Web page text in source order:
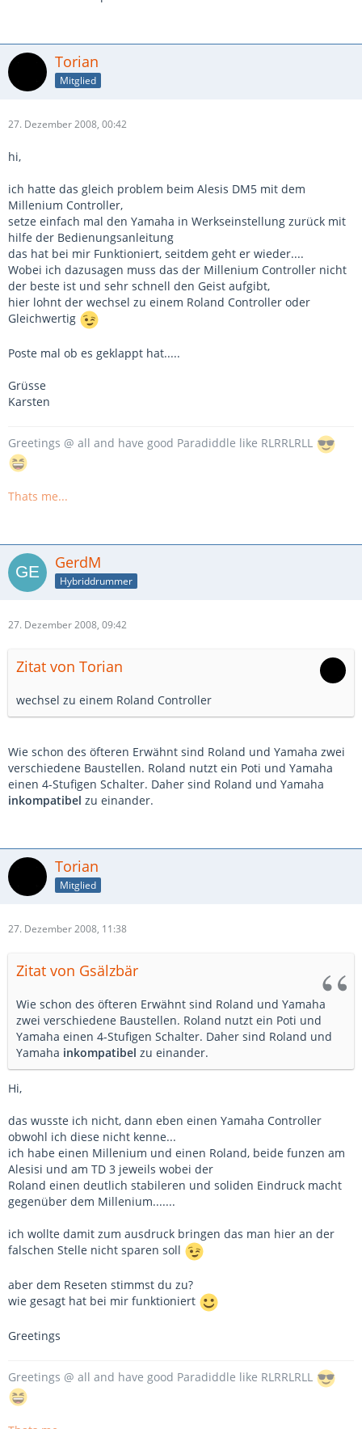
Torian
Mitglied
27. Dezember 2008, 00:42
hi,
ich hatte das gleich problem beim Alesis DM5 mit dem
Millenium Controller,
setze einfach mal den Yamaha in Werkseinstellung zurück mit
hilfe der Bedienungsanleitung
das hat bei mir Funktioniert, seitdem geht er wieder....
Wobei ich dazusagen muss das der Millenium Controller nicht
der beste ist und sehr schnell den Geist aufgibt,
hier lohnt der wechsel zu einem Roland Controller oder
Gleichwertig
Poste mal ob es geklappt hat.....
Grüsse
Karsten
Greetings @ all and have good Paradiddle like RLRRLRLL
Thats me...
GerdM
Hybriddrummer
27. Dezember 2008, 09:42
Zitat von Torian
wechsel zu einem Roland Controller
Wie schon des öfteren Erwähnt sind Roland und Yamaha zwei
verschiedene Baustellen. Roland nutzt ein Poti und Yamaha
einen 4-Stufigen Schalter. Daher sind Roland und Yamaha
inkompatibel zu einander.
Torian
Mitglied
27. Dezember 2008, 11:38
Zitat von Gsälzbär
Wie schon des öfteren Erwähnt sind Roland und Yamaha
zwei verschiedene Baustellen. Roland nutzt ein Poti und
Yamaha einen 4-Stufigen Schalter. Daher sind Roland und
Yamaha inkompatibel zu einander.
Hi,
das wusste ich nicht, dann eben einen Yamaha Controller
obwohl ich diese nicht kenne...
ich habe einen Millenium und einen Roland, beide funzen am
Alesisi und am TD 3 jeweils wobei der
Roland einen deutlich stabileren und soliden Eindruck macht
gegenüber dem Millenium.......
ich wollte damit zum ausdruck bringen das man hier an der
falschen Stelle nicht sparen soll
aber dem Reseten stimmst du zu?
wie gesagt hat bei mir funktioniert
Greetings
Greetings @ all and have good Paradiddle like RLRRLRLL